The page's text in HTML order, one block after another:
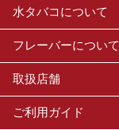
水タバコについて
フレーバーについて
取扱店舗
ご利用ガイド